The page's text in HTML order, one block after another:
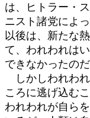
は、ヒトラー・
ニスト諸党によ
以後は、新たな
て、われわれは
できなかったのだ
しかしわれわれ
ころに逃げ込む
われわれが自ら